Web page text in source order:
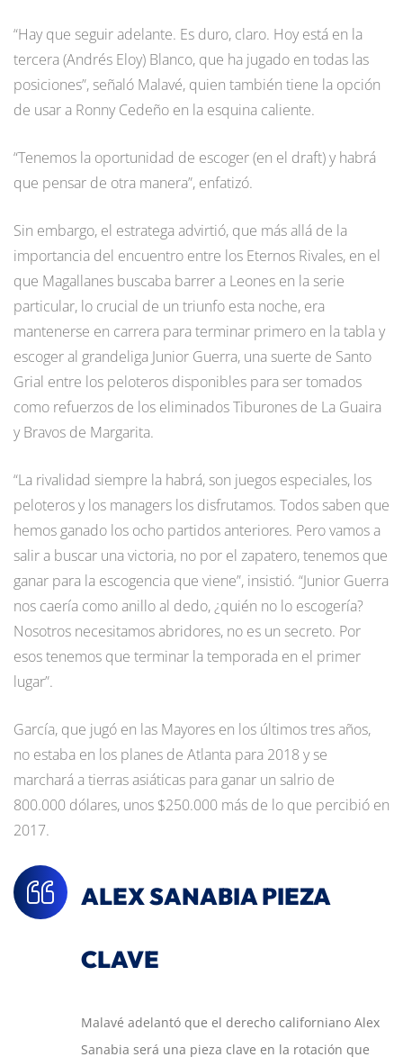
“Hay que seguir adelante. Es duro, claro. Hoy está en la
tercera (Andrés Eloy) Blanco, que ha jugado en todas las
posiciones”, señaló Malavé, quien también tiene la opción
de usar a Ronny Cedeño en la esquina caliente.
“Tenemos la oportunidad de escoger (en el draft) y habrá
que pensar de otra manera”, enfatizó.
Sin embargo, el estratega advirtió, que más allá de la
importancia del encuentro entre los Eternos Rivales, en el
que Magallanes buscaba barrer a Leones en la serie
particular, lo crucial de un triunfo esta noche, era
mantenerse en carrera para terminar primero en la tabla y
escoger al grandeliga Junior Guerra, una suerte de Santo
Grial entre los peloteros disponibles para ser tomados
como refuerzos de los eliminados Tiburones de La Guaira
y Bravos de Margarita.
“La rivalidad siempre la habrá, son juegos especiales, los
peloteros y los managers los disfrutamos. Todos saben que
hemos ganado los ocho partidos anteriores. Pero vamos a
salir a buscar una victoria, no por el zapatero, tenemos que
ganar para la escogencia que viene”, insistió. “Junior Guerra
nos caería como anillo al dedo, ¿quién no lo escogería?
Nosotros necesitamos abridores, no es un secreto. Por
esos tenemos que terminar la temporada en el primer
lugar”.
García, que jugó en las Mayores en los últimos tres años,
no estaba en los planes de Atlanta para 2018 y se
marchará a tierras asiáticas para ganar un salrio de
800.000 dólares, unos $250.000 más de lo que percibió en
2017.
ALEX SANABIA PIEZA
CLAVE
Malavé adelantó que el derecho californiano Alex
Sanabia será una pieza clave en la rotación que